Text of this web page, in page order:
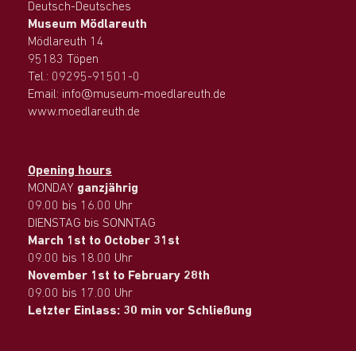
Deutsch-Deutsches
Museum Mödlareuth
Mödlareuth 14
95183 Töpen
Tel.: 09295-91501-0
Email: info@museum-moedlareuth.de
www.moedlareuth.de
Opening hours
MONDAY ganzjährig
09.00 bis 16.00 Uhr
DIENSTAG bis SONNTAG
March 1st to October 31st
09.00 bis 18.00 Uhr
November 1st to February 28th
09.00 bis 17.00 Uhr
Letzter Einlass: 30 min vor Schließung